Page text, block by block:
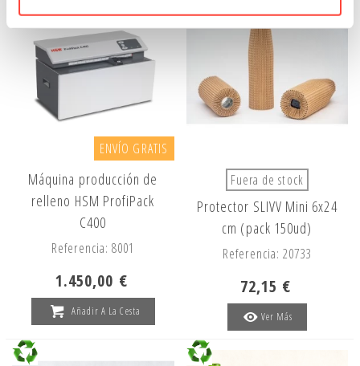
ENVÍO GRATIS
Máquina producción de
relleno HSM ProfiPack
C400
Referencia: 8001
1.450,00 €
Añadir A La Cesta
Fuera de stock
Protector SLIVV Mini 6x24
cm (pack 150ud)
Referencia: 20733
72,15 €
Ver Más